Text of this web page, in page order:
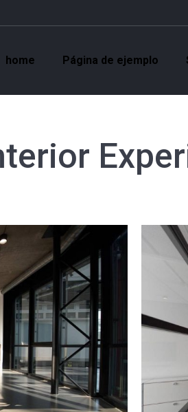
home Página de ejemplo